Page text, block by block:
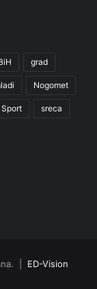
grad
Nogomet
Sport sreca
| ED-Vision